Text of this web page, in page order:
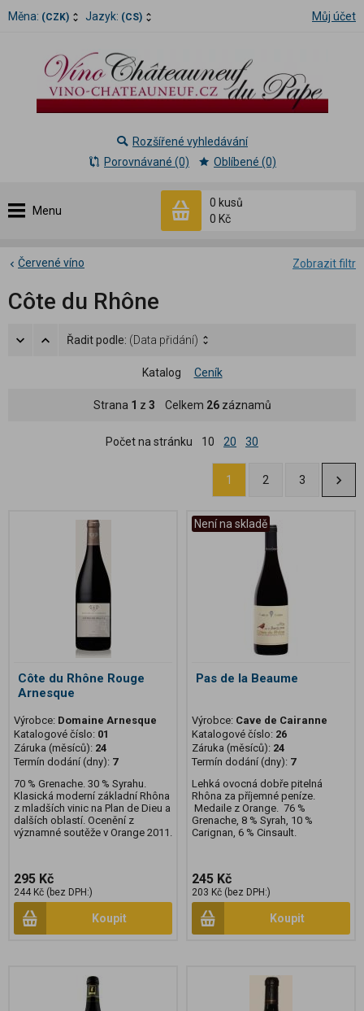
Měna: (CZK) Jazyk: (CS) Můj účet
Menu
0 kusů
0 Kč
Rozšířené vyhledávání
Porovnávané (0)
Oblíbené (0)
Zobrazit filtr
Červené víno
Côte du Rhône
Řadit podle: (Data přidání)
Katalog Ceník
Strana 1 z 3 Celkem 26záznamů
Počet na stránku 10 20 30
1 2 3
Côte du Rhône Rouge
Arnesque
Výrobce: Domaine Arnesque
Katalogové číslo: 01
Záruka (měsíců): 24
Termín dodání (dny): 7
70 % Grenache. 30 % Syrahu.
Klasická moderní základní Rhôna
z mladších vinic na Plan de Dieu a
dalších oblastí. Ocenění z
významné soutěže v Orange 2011.
295 Kč
244 Kč (bez DPH:)
Koupit
Není na skladě
Pas de la Beaume
Výrobce: Cave de Cairanne
Katalogové číslo: 26
Záruka (měsíců): 24
Termín dodání (dny): 7
Lehká ovocná dobře pitelná
Rhôna za příjemné peníze.
Medaile z Orange. 76 %
Grenache, 8 % Syrah, 10 %
Carignan, 6 % Cinsault.
245 Kč
203 Kč (bez DPH:)
Koupit